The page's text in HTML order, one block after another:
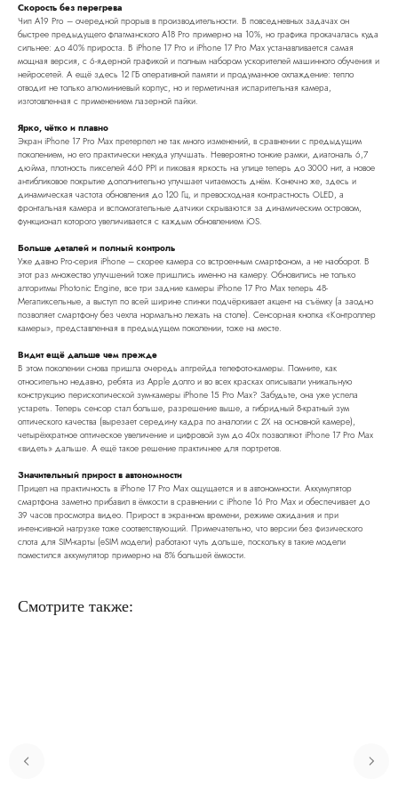
Скорость без перегрева
Чип A19 Pro – очередной прорыв в производительности. В повседневных задачах он
быстрее предыдущего флагманского A18 Pro примерно на 10%, но графика прокачалась куда
сильнее: до 40% прироста. В iPhone 17 Pro и iPhone 17 Pro Max устанавливается самая
мощная версия, с 6-ядерной графикой и полным набором ускорителей машинного обучения и
нейросетей. А ещё здесь 12 ГБ оперативной памяти и продуманное охлаждение: тепло
отводит не только алюминиевый корпус, но и герметичная испарительная камера,
изготовленная с применением лазерной пайки.
Ярко, чётко и плавно
Экран iPhone 17 Pro Max претерпел не так много изменений, в сравнении с предыдущим
поколением, но его практически некуда улучшать. Невероятно тонкие рамки, диагональ 6,7
дюйма, плотность пикселей 460 PPI и пиковая яркость на улице теперь до 3000 нит, а новое
антибликовое покрытие дополнительно улучшает читаемость днём. Конечно же, здесь и
динамическая частота обновления до 120 Гц, и превосходная контрастность OLED, а
фронтальная камера и вспомогательные датчики скрываются за динамическим островом,
функционал которого увеличивается с каждым обновлением iOS.
Больше деталей и полный контроль
Уже давно Pro-серия iPhone – скорее камера со встроенным смартфоном, а не наоборот. В
этот раз множество улучшений тоже пришлись именно на камеру. Обновились не только
алгоритмы Photonic Engine, все три задние камеры iPhone 17 Pro Max теперь 48-
Мегапиксельные, а выступ по всей ширине спинки подчёркивает акцент на съёмку (а заодно
позволяет смартфону без чехла нормально лежать на столе). Сенсорная кнопка «Контроллер
камеры», представленная в предыдущем поколении, тоже на месте.
Видит ещё дальше чем прежде
В этом поколении снова пришла очередь апгрейда телефото-камеры. Помните, как
относительно недавно, ребята из Apple долго и во всех красках описывали уникальную
конструкцию перископической зум-камеры iPhone 15 Pro Max? Забудьте, она уже успела
устареть. Теперь сенсор стал больше, разрешение выше, а гибридный 8-кратный зум
оптического качества (вырезает середину кадра по аналогии с 2Х на основной камере),
четырёхкратное оптическое увеличение и цифровой зум до 40х позволяют iPhone 17 Pro Max
«видеть» дальше. А ещё такое решение практичнее для портретов.
Значительный прирост в автономности
Прицел на практичность в iPhone 17 Pro Max ощущается и в автономности. Аккумулятор
смартфона заметно прибавил в ёмкости в сравнении с iPhone 16 Pro Max и обеспечивает до
39 часов просмотра видео. Прирост в экранном времени, режиме ожидания и при
интенсивной нагрузке тоже соответствующий. Примечательно, что версии без физического
слота для SIM-карты (eSIM модели) работают чуть дольше, поскольку в такие модели
поместился аккумулятор примерно на 8% большей ёмкости.
Смотрите также: